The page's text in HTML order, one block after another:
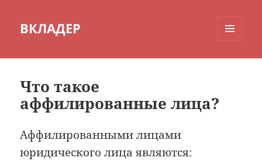
ВКЛАДЕР
Что такое
аффилированные лица?
Аффилированными лицами
юридического лица являются: